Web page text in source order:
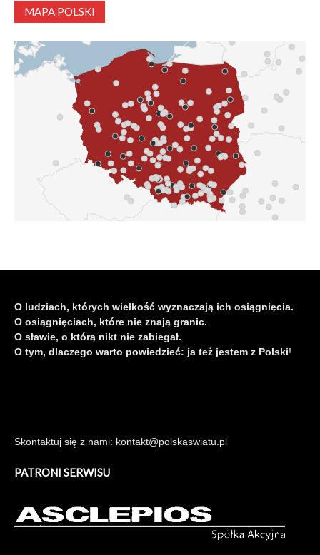
MAPA POLSKI
O ludziach, których wielkość wyznaczają ich osiągnięcia.
O osiągnięciach, które nie znają granic.
O sławie, o którą nikt nie zabiegał.
O tym, dlaczego warto powiedzieć: ja też jestem z Polski!
Skontaktuj się z nami: kontakt@polskaswiatu.pl
PATRONI SERWISU